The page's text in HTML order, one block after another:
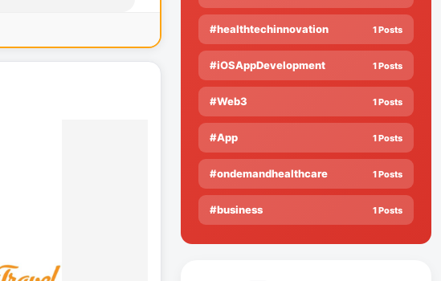
#healthtechinnovation 1 Posts
#iOSAppDevelopment 1 Posts
#Web3 1 Posts
#App 1 Posts
#ondemandhealthcare 1 Posts
#business 1 Posts